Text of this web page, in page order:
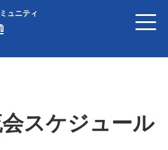
ュニティ
スケジュール